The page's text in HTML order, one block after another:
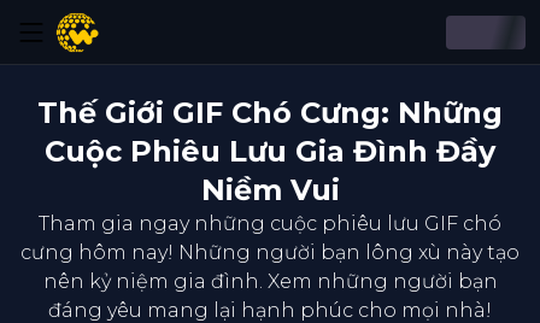
Thế Giới GIF Chó Cưng: Những
Cuộc Phiêu Lưu Gia Đình Đầy
Niềm Vui
Tham gia ngay những cuộc phiêu lưu GIF chó
cưng hôm nay! Những người bạn lông xù này tạo
nên kỷ niệm gia đình. Xem những người bạn
đáng yêu mang lại hạnh phúc cho mọi nhà!